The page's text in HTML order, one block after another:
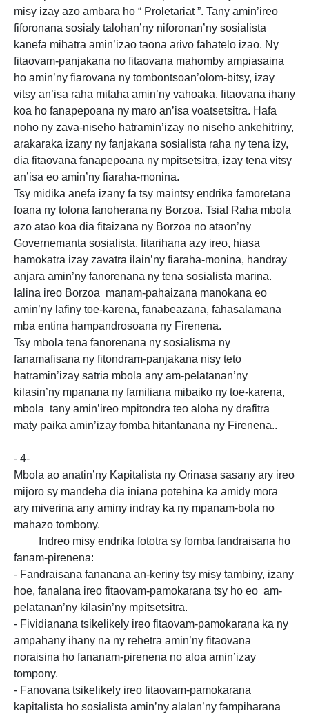
misy izay azo ambara ho “ Proletariat ”. Tany amin’ireo
fiforonana sosialy talohan’ny niforonan’ny sosialista
kanefa mihatra amin’izao taona arivo fahatelo izao. Ny
fitaovam-panjakana no fitaovana mahomby ampiasaina
ho amin’ny fiarovana ny tombontsoan’olom-bitsy, izay
vitsy an’isa raha mitaha amin’ny vahoaka, fitaovana ihany
koa ho fanapepoana ny maro an’isa voatsetsitra. Hafa
noho ny zava-niseho hatramin’izay no niseho ankehitriny,
arakaraka izany ny fanjakana sosialista raha ny tena izy,
dia fitaovana fanapepoana ny mpitsetsitra, izay tena vitsy
an’isa eo amin’ny fiaraha-monina.
Tsy midika anefa izany fa tsy maintsy endrika famoretana
foana ny tolona fanoherana ny Borzoa. Tsia! Raha mbola
azo atao koa dia fitaizana ny Borzoa no ataon’ny
Governemanta sosialista, fitarihana azy ireo, hiasa
hamokatra izay zavatra ilain’ny fiaraha-monina, handray
anjara amin’ny fanorenana ny tena sosialista marina.
Ialina ireo Borzoa manam-pahaizana manokana eo
amin’ny lafiny toe-karena, fanabeazana, fahasalamana
mba entina hampandrosoana ny Firenena.
Tsy mbola tena fanorenana ny sosialisma ny
fanamafisana ny fitondram-panjakana nisy teto
hatramin’izay satria mbola any am-pelatanan’ny
kilasin’ny mpanana ny familiana mibaiko ny toe-karena,
mbola tany amin’ireo mpitondra teo aloha ny drafitra
maty paika amin’izay fomba hitantanana ny Firenena..
- 4-
Mbola ao anatin’ny Kapitalista ny Orinasa sasany ary ireo
mijoro sy mandeha dia iniana potehina ka amidy mora
ary miverina any aminy indray ka ny mpanam-bola no
mahazo tombony.
Indreo misy endrika fototra sy fomba fandraisana ho
fanam-pirenena:
- Fandraisana fananana an-keriny tsy misy tambiny, izany
hoe, fanalana ireo fitaovam-pamokarana tsy ho eo am-
pelatanan’ny kilasin’ny mpitsetsitra.
- Fividianana tsikelikely ireo fitaovam-pamokarana ka ny
ampahany ihany na ny rehetra amin’ny fitaovana
noraisina ho fananam-pirenena no aloa amin’izay
tompony.
- Fanovana tsikelikely ireo fitaovam-pamokarana
kapitalista ho sosialista amin’ny alalan’ny fampiharana